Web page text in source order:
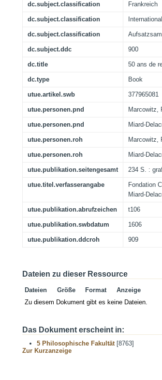
dc.subject.classification Frankreich
dc.subject.classification
dc.subject.classification
dc.subject.ddc 900
dc.title 50 ans de
dc.type Book
utue.artikel.swb 377965081
utue.personen.pnd Marcowitz,
utue.personen.pnd Miard-
utue.personen.roh Marcowitz,
utue.personen.roh Miard-
utue.publikation.seitengesamt 234 S. :
utue.titel.verfasserangabe
Fondation
Miard-
utue.publikation.abrufzeichen t106
utue.publikation.swbdatum 1606
utue.publikation.ddcroh 909
Dateien zu dieser Ressource
Dateien Größe Format
Anzeige
Zu diesem Dokument gibt es keine Dateien.
Das Dokument erscheint in:
5 Philosophische Fakultät[8763]
Zur Kurzanzeige